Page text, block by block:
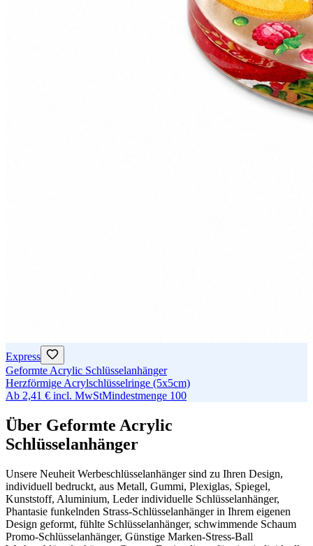
Express
Geformte Acrylic Schlüsselanhänger
Herzförmige Acrylschlüsselringe (5x5cm)
Ab 2,41 € incl. MwStMindestmenge 100
Über Geformte Acrylic
Schlüsselanhänger
Unsere Neuheit Werbeschlüsselanhänger sind zu Ihren Design,
individuell bedruckt, aus Metall, Gummi, Plexiglas, Spiegel,
Kunststoff, Aluminium, Leder individuelle Schlüsselanhänger,
Phantasie funkelnden Strass-Schlüsselanhänger in Ihrem eigenen
Design geformt, fühlte Schlüsselanhänger, schwimmende Schaum
Promo-Schlüsselanhänger, Günstige Marken-Stress-Ball